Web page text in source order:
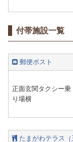
付帯施設一覧
郵便ポスト
正面玄関タクシー乗
り場横
たまがわテラス（